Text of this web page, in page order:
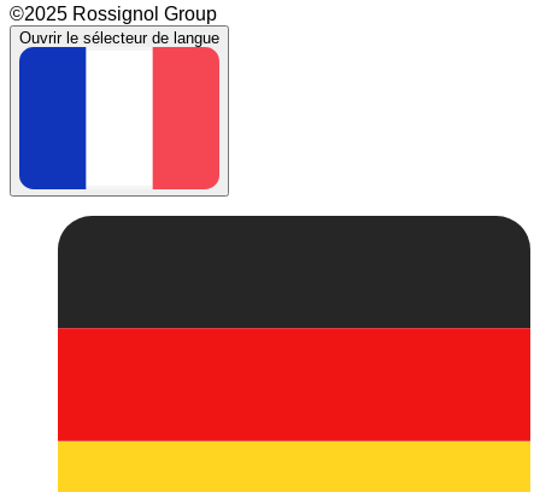
©2025 Rossignol Group
Ouvrir le sélecteur de langue